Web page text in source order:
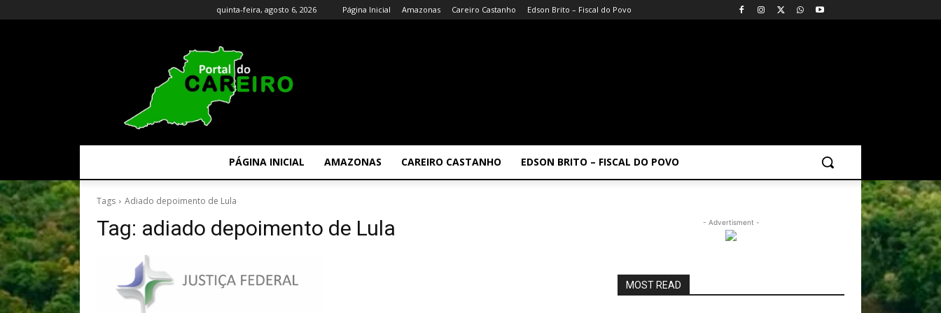
quinta-feira, agosto 6, 2026 Página Inicial Amazonas Careiro Castanho Edson Brito – Fiscal do Povo
PÁGINA INICIAL AMAZONAS CAREIRO CASTANHO EDSON BRITO – FISCAL DO POVO
Tags Adiado depoimento de Lula
Tag: adiado depoimento de Lula - Advertisment -
MOST READ